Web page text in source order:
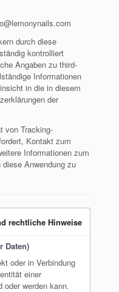
durch diese
kontrolliert
Angaben zu third-
Informationen
in die in diesem
der
von Tracking-
Kontakt zum
Informationen zum
Anwendung zu
rechtliche Hinweise
Daten)
oder in Verbindung
einer
oder werden kann.